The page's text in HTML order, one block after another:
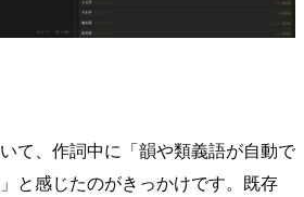
て、作詞中に「韻や類義語が自動で
と感じたのがきっかけです。既存